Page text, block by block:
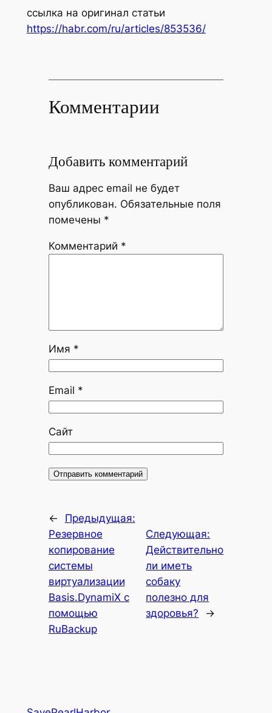
ссылка на оригинал статьи
https://habr.com/ru/articles/853536/
Комментарии
Добавить комментарий
Ваш адрес email не будет
опубликован. Обязательные поля
помечены *
Комментарий *
Имя *
Email *
Сайт
←
Предыдущая:
Резервное
копирование
системы
виртуализации
Basis.DynamiX с
помощью
RuBackup
Следующая:
Действительно
ли иметь
собаку
полезно для
здоровья?
→